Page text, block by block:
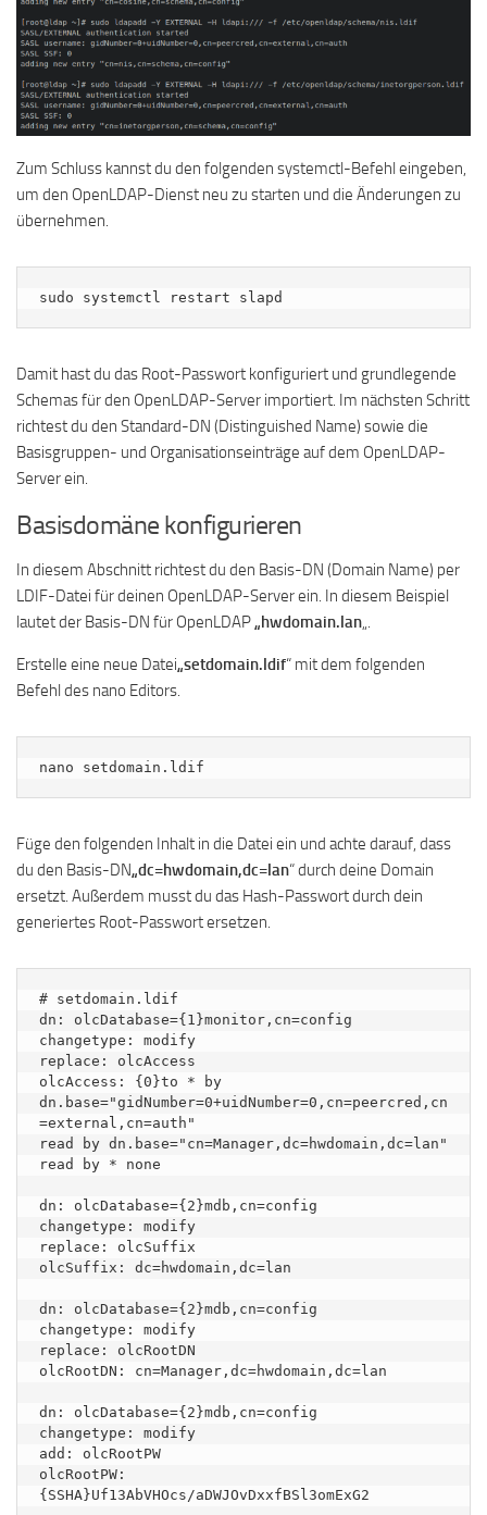
Zum Schluss kannst du den folgenden systemctl-Befehl eingeben,
um den OpenLDAP-Dienst neu zu starten und die Änderungen zu
übernehmen.
sudo systemctl restart slapd
Damit hast du das Root-Passwort konfiguriert und grundlegende
Schemas für den OpenLDAP-Server importiert. Im nächsten Schritt
richtest du den Standard-DN (Distinguished Name) sowie die
Basisgruppen- und Organisationseinträge auf dem OpenLDAP-
Server ein.
Basisdomäne konfigurieren
In diesem Abschnitt richtest du den Basis-DN (Domain Name) per
LDIF-Datei für deinen OpenLDAP-Server ein. In diesem Beispiel
lautet der Basis-DN für OpenLDAP„hwdomain.lan„.
Erstelle eine neue Datei„setdomain.ldif“ mit dem folgenden
Befehl des nano Editors.
nano setdomain.ldif
Füge den folgenden Inhalt in die Datei ein und achte darauf, dass
du den Basis-DN„dc=hwdomain,dc=lan“ durch deine Domain
ersetzt. Außerdem musst du das Hash-Passwort durch dein
generiertes Root-Passwort ersetzen.
# setdomain.ldif
dn: olcDatabase={1}monitor,cn=config
changetype: modify
replace: olcAccess
olcAccess: {0}to * by
dn.base="gidNumber=0+uidNumber=0,cn=peercred,cn
=external,cn=auth"
read by dn.base="cn=Manager,dc=hwdomain,dc=lan"
read by * none
dn: olcDatabase={2}mdb,cn=config
changetype: modify
replace: olcSuffix
olcSuffix: dc=hwdomain,dc=lan
dn: olcDatabase={2}mdb,cn=config
changetype: modify
replace: olcRootDN
olcRootDN: cn=Manager,dc=hwdomain,dc=lan
dn: olcDatabase={2}mdb,cn=config
changetype: modify
add: olcRootPW
olcRootPW:
{SSHA}Uf13AbVHOcs/aDWJOvDxxfBSl3omExG2